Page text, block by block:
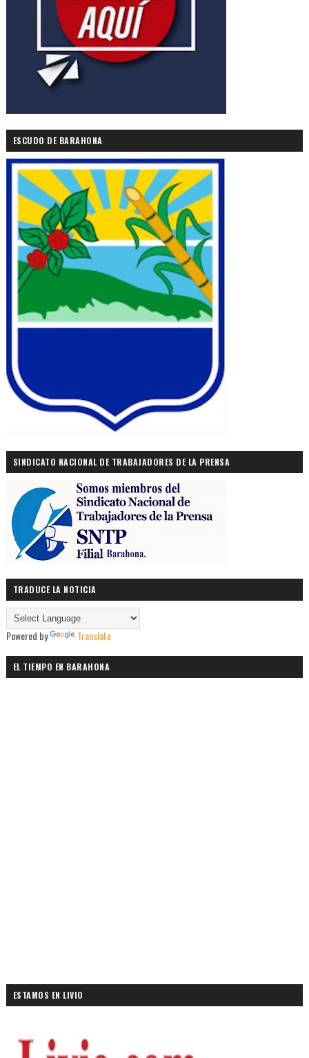
ESCUDO DE BARAHONA
SINDICATO NACIONAL DE TRABAJADORES DE LA PRENSA
TRADUCE LA NOTICIA
Powered by Translate
EL TIEMPO EN BARAHONA
ESTAMOS EN LIVIO